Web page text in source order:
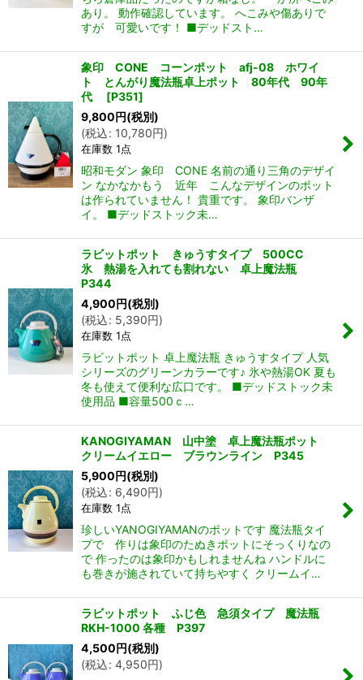
あり。 動作確認しています。 へこみや傷ありで
すが 可愛いです！ ■デッドスト…
象印 CONE コーンポット afj-08 ホワイ
ト とんがり魔法瓶卓上ポット 80年代 90年
代
[P351]
9,800円(税別)
(税込: 10,780円)
在庫数 1点
昭和モダン 象印 CONE 名前の通り三角のデザイ
ン なかなかもう 近年 こんなデザインのポット
は作られていません！ 貴重です。 象印バンザ
イ。 ■デッドストック未…
ラビットポット きゅうすタイプ 500CC
氷 熱湯を入れても割れない 卓上魔法瓶
P344
4,900円(税別)
(税込: 5,390円)
在庫数 1点
ラビットポット 卓上魔法瓶 きゅうすタイプ 人気
シリーズのグリーンカラーです♪ 氷や熱湯OK 夏も
冬も使えて便利な広口です。 ■デッドストック未
使用品 ■容量500ｃ…
KANOGIYAMAN 山中塗 卓上魔法瓶ポット
クリームイエロー ブラウンライン P345
5,900円(税別)
(税込: 6,490円)
在庫数 1点
珍しいYANOGIYAMANのポットです 魔法瓶タイ
プで 作りは象印のたぬきポットにそっくりなの
で 作ったのは象印かもしれませんね ハンドルに
も巻きが施されていて持ちやすく クリームイ…
ラビットポット ふじ色 急須タイプ 魔法瓶
RKH-1000 各種 P397
4,500円(税別)
(税込: 4,950円)